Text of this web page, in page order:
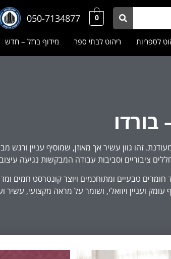
0
050-7134877
לספריות ריהוט לבתי ספר מידוף ברזל – חדש
זהו גוון עשיר אך מאוזן, שמוסיף עניין ורגש
ציבוריים וסביבות עבודה המבקשות נגיעה
טבעיים ומתוחכמים ויוצר קונטרסט חמים
ועניין ויזואלי, ושומר על מראה מקצועי, עשיר